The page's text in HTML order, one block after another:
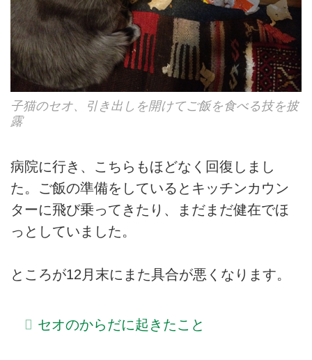
子猫のセオ、引き出しを開けてご飯を食べる技を披
露
病院に行き、こちらもほどなく回復しまし
た。ご飯の準備をしているとキッチンカウン
ターに飛び乗ってきたり、まだまだ健在でほ
っとしていました。
ところが12月末にまた具合が悪くなります。
セオのからだに起きたこと